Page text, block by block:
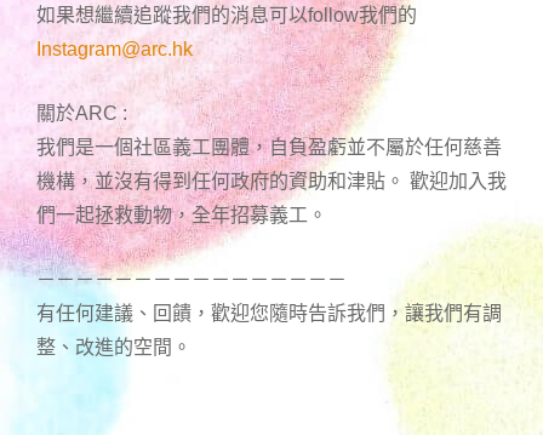
如果想繼續追蹤我們的消息可以follow我們的
Instagram@arc.hk
關於ARC :
我們是一個社區義工團體，自負盈虧並不屬於任何慈善
機構，並沒有得到任何政府的資助和津貼。 歡迎加入我
們一起拯救動物，全年招募義工。
－－－－－－－－－－－－－－－－
有任何建議、回饋，歡迎您隨時告訴我們，讓我們有調
整、改進的空間。